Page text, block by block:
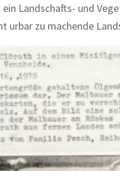
Landschafts- und
urbar zu machende